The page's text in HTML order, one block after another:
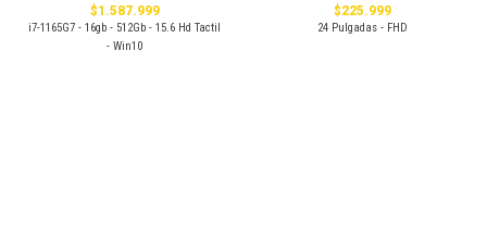
$1.587.999
i7-1165G7 - 16gb - 512Gb - 15.6 Hd Tactil
- Win10
$225.999
24 Pulgadas - FHD